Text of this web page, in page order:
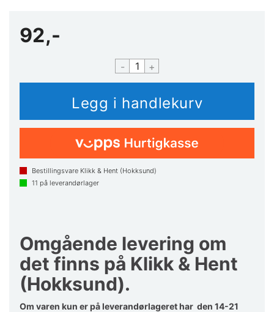
92,-
- +
Bestillingsvare Klikk & Hent (Hokksund)
11 på leverandørlager
Omgående levering om
det finns på Klikk & Hent
(Hokksund).
Om varen kun er på leverandørlageret har den 14-21